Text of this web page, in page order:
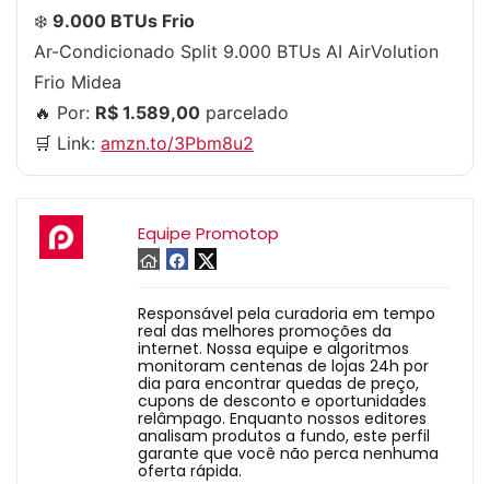
❄️ 9.000 BTUs Frio
Ar-Condicionado Split 9.000 BTUs AI AirVolution
Frio Midea
🔥 Por: R$ 1.589,00 parcelado
🛒 Link: amzn.to/3Pbm8u2
Equipe Promotop
Responsável pela curadoria em tempo
real das melhores promoções da
internet. Nossa equipe e algoritmos
monitoram centenas de lojas 24h por
dia para encontrar quedas de preço,
cupons de desconto e oportunidades
relâmpago. Enquanto nossos editores
analisam produtos a fundo, este perfil
garante que você não perca nenhuma
oferta rápida.